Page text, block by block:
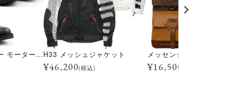
トライアルマスター モーターサイクル ブーツH33 メッシュジャケット
¥46,200(税込)
メッセンジャー バッグ
¥16,500